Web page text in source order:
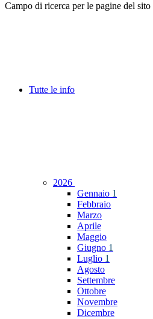
Campo di ricerca per le pagine del sito
Tutte le info
2026
Gennaio 1
Febbraio
Marzo
Aprile
Maggio
Giugno 1
Luglio 1
Agosto
Settembre
Ottobre
Novembre
Dicembre